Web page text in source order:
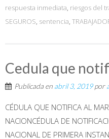
respuesta inmediata, riesgos del
SEGUROS, sentencia,
Cedula que
Publicada en abril 3, 2019por
CÉDULA QUE NOTIFICA AL
NACIONCÉDULA DE
NACIONAL DE PRIMERA